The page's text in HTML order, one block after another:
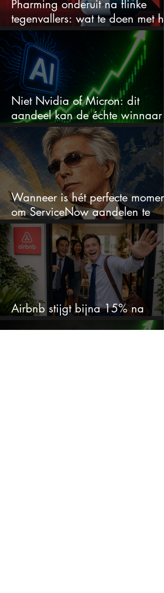
Pharming onderuit na flinke
tegenvallers: wat te doen met
aandeel?
Niet Nvidia of Micron: dit
aandeel kan de échte winnaar
van de AI-race worden
Wanneer is hét perfecte moment
om ServiceNow aandelen te
kopen?
Airbnb stijgt bijna 15% na
cijfers: vooral dit AI-cijfer valt op